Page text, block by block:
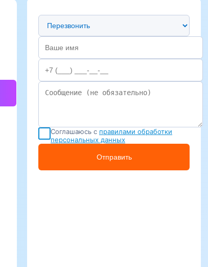
Предпочтительный способ связи
Соглашаюсь с правилами обработки
персональных данных
Отправить